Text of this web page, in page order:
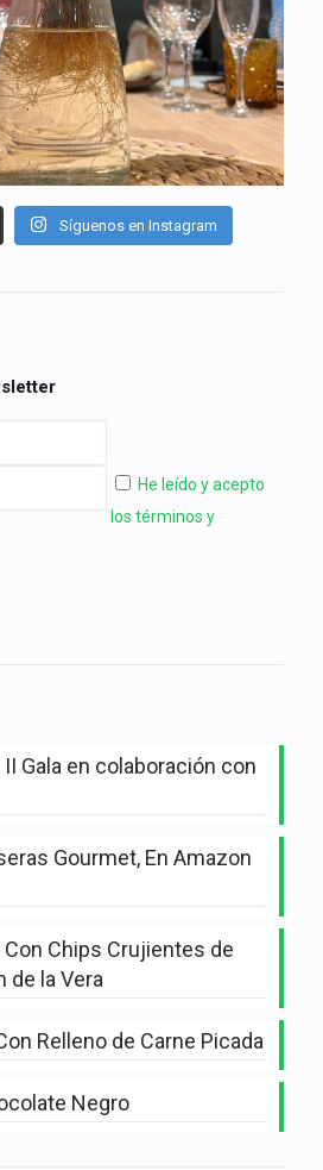
Síguenos en Instagram
He leído y acepto
los términos y
Gala en colaboración con
Gourmet, En Amazon
Con Chips Crujientes de
de la Vera
Relleno de Carne Picada
Negro